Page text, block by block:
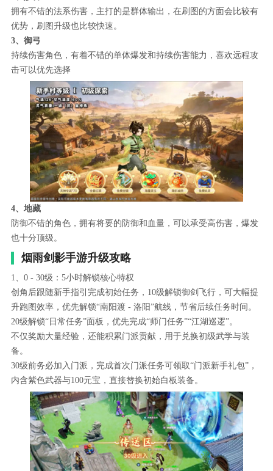
拥有不错的法系伤害，主打的是群体输出，在刷图的方面会比较有
优势，刷图升级也比较快速。
3、御弓
持续伤害角色，有着不错的单体爆发和持续伤害能力，喜欢远程攻
击可以优先选择
4、地藏
防御不错的角色，拥有将要的防御和血量，可以承受高伤害，爆发
也十分顶级。
烟雨剑影手游升级攻略
1、0 - 30级：5小时解锁核心特权
创角后跟随新手指引完成初始任务，10级解锁御剑飞行，可大幅提
升跑图效率，优先解锁“南阳渡 - 洛阳”航线，节省后续任务时间。
20级解锁“日常任务”面板，优先完成“师门任务”“江湖巡逻”。
不仅奖励大量经验，还能积累门派贡献，用于兑换初级武学与装
备。
30级前务必加入门派，完成首次门派任务可领取“门派新手礼包”，
内含紫色武器与100元宝，直接替换初始白板装备。